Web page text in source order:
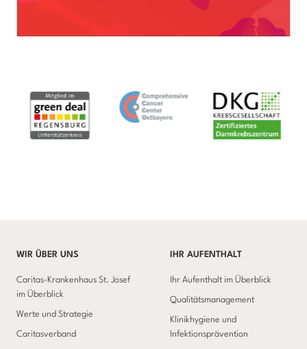
WIR ÜBER UNS
Caritas-Krankenhaus St. Josef
im Überblick
Werte und Strategie
Caritasverband
IHR AUFENTHALT
Ihr Aufenthalt im Überblick
Qualitätsmanagement
Klinikhygiene und
Infektionsprävention